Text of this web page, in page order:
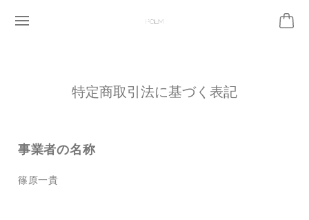
特定商取引法に基づく表記
事業者の名称
篠原一貴